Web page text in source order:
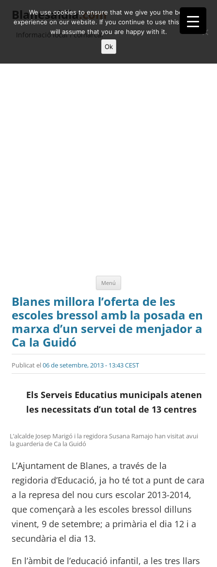
Blanesaldia.com
Informació local i comarcal
Menú
Blanes millora l’oferta de les
escoles bressol amb la posada en
marxa d’un servei de menjador a
Ca la Guidó
Publicat el06 de setembre, 2013 - 13:43 CEST
Els Serveis Educatius municipals atenen
les necessitats d’un total de 13 centres
L’alcalde Josep Marigó i la regidora Susana Ramajo han visitat avui
la guarderia de Ca la Guidó
L’Ajuntament de Blanes, a través de la
regidoria d’Educació, ja ho té tot a punt de cara
a la represa del nou curs escolar 2013-2014,
que començarà a les escoles bressol dilluns
vinent, 9 de setembre; a primària el dia 12 i a
secundària el dia 13.
En l’àmbit de l’educació infantil, a les tres llars
We use cookies to ensure that we give you the best
experience on our website. If you continue to use this site we
will assume that you are happy with it.
Ok